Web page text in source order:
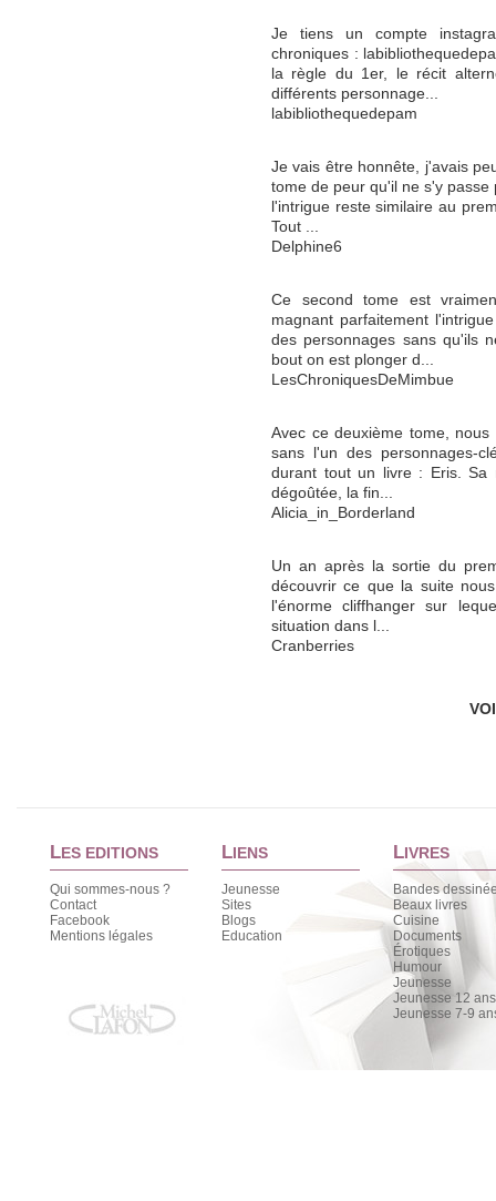
Je tiens un compte
chroniques :
la règle du 1er, le récit
différents personnage...
labibliothequedepam
Je vais être honnête, j'avais
tome de peur qu'il ne s'y
l'intrigue reste similaire au
Tout ...
Delphine6
Ce second tome est
magnant parfaitement
des personnages sans qu'ils
bout on est plonger d...
LesChroniquesDeMimbue
Avec ce deuxième tome,
sans l'un des personnages-
durant tout un livre : Eris. Sa
dégoûtée, la fin...
Alicia_in_Borderland
Un an après la sortie du
découvrir ce que la suite
l'énorme cliffhanger sur
situation dans l...
Cranberries
LES EDITIONS
Qui sommes-nous ?
Contact
Facebook
Mentions légales
LIENS
Jeunesse
Sites
Blogs
Education
LIVRES
Bandes
Beaux livres
Cuisine
Documents
Érotiques
Humour
Jeunesse
Jeunesse 12
Jeunesse 7-9